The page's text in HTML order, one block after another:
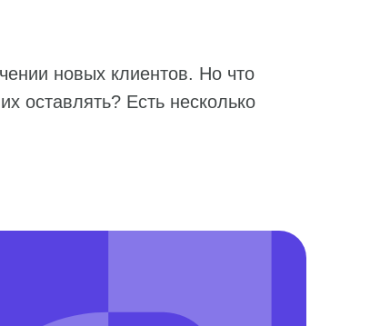
новых клиентов. Но что
оставлять? Есть несколько